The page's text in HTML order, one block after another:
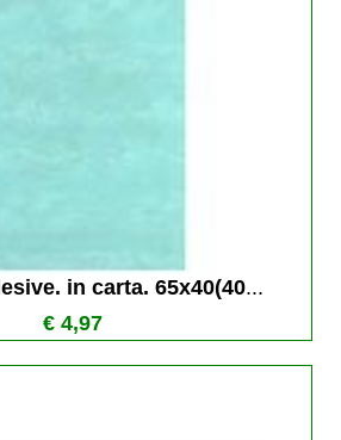
in carta. 65x40(40...
€ 4,97